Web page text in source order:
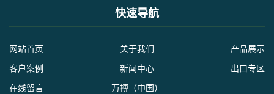
快速导航
网站首页 关于我们
产品展示
客户案例
新闻中心
出口专区
在线留言
万搏（中国）